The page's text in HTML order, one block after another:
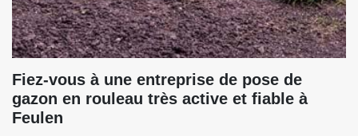
Fiez-vous à une entreprise de pose de
gazon en rouleau très active et fiable à
Feulen